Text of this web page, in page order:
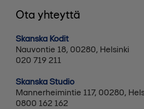
Ota yhteyttä
Skanska Kodit
Nauvontie 18, 00280, Helsinki
020 719 211
Skanska Studio
Mannerheimintie 117, 00280,
0800 162 162